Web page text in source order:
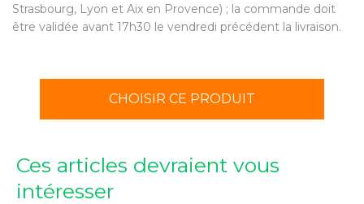
Strasbourg, Lyon et Aix en Provence) ; la commande doit
être validée avant 17h30 le vendredi précédent la livraison.
CHOISIR CE PRODUIT
Ces articles devraient vous
intéresser